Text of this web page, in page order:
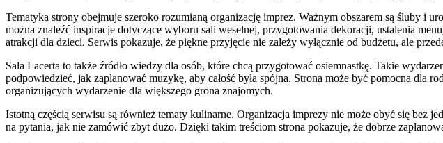
Tematyka strony obejmuje szeroko rozumianą organizację imprez. Ważnym obszarem są śluby i
można znaleźć inspiracje dotyczące wyboru sali weselnej, przygotowania dekoracji, ustalenia
atrakcji dla dzieci. Serwis pokazuje, że piękne przyjęcie nie zależy wyłącznie od budżetu, ale
Sala Lacerta to także źródło wiedzy dla osób, które chcą przygotować osiemnastkę. Takie
podpowiedzieć, jak zaplanować muzykę, aby całość była spójna. Strona może być pomocna
organizujących wydarzenie dla większego grona znajomych.
Istotną częścią serwisu są również tematy kulinarne. Organizacja imprezy nie może obyć się bez
na pytania, jak nie zamówić zbyt dużo. Dzięki takim treściom strona pokazuje, że dobrze